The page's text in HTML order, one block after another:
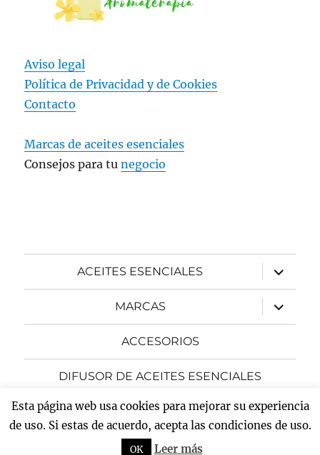
Aviso legal
Política de Privacidad yde Cookies
Contacto
Marcas de aceites esenciales
Consejos para tunegocio
ACEITES ESENCIALES
expande
el
menú
inferior
MARCAS
expande
el
menú
ACCESORIOS
DIFUSOR DE ACEITES ESENCIALES
BLOG
expande
menú
Esta página web usa cookies para mejorar su experiencia
de uso. Si estas de acuerdo, acepta las condiciones de uso.
OK Leer más